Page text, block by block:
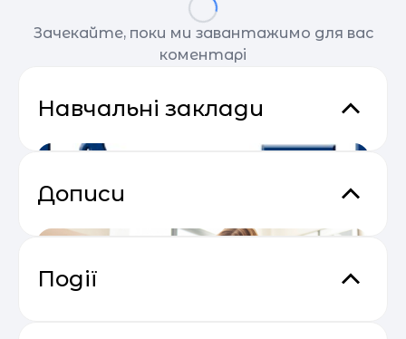
Зачекайте, поки ми завантажимо для вас
коментарі
Навчальні заклади
Дописи
Події